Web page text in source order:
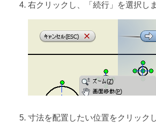
右クリックし、「続行」を選択しま
寸法を配置したい位置をクリック